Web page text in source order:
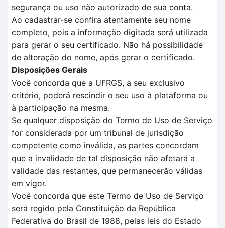
segurança ou uso não autorizado de sua conta.
Ao cadastrar-se confira atentamente seu nome
completo, pois a informação digitada será utilizada
para gerar o seu certificado. Não há possibilidade
de alteração do nome, após gerar o certificado.
Disposições Gerais
Você concorda que a UFRGS, a seu exclusivo
critério, poderá rescindir o seu uso à plataforma ou
à participação na mesma.
Se qualquer disposição do Termo de Uso de Serviço
for considerada por um tribunal de jurisdição
competente como inválida, as partes concordam
que a invalidade de tal disposição não afetará a
validade das restantes, que permanecerão válidas
em vigor.
Você concorda que este Termo de Uso de Serviço
será regido pela Constituição da República
Federativa do Brasil de 1988, pelas leis do Estado